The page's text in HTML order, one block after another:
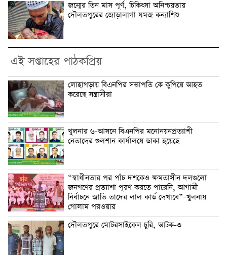
জন্মের তিন মাস পূর্ণ, চিকিৎসা অনিশ্চয়তায়
দৌলতপুরের জোড়ালাগা যমজ কন্যাশিশু
এই সপ্তাহের পাঠকপ্রিয়
লোহাগড়ায় বিএনপির সভাপতি কে কুপিয়ে আহত
করেছে সন্ত্রাসীরা
খুলনার ৬-আসনে বিএনপির মনোনয়নপ্রত্যাশী
নেতাদের গুলশান কার্যালয়ে ডাকা হয়েছে
“স্বাধীনতার পর পাঁচ দশকেও ক্ষমতাসীন দলগুলো
জনগণের প্রত্যাশা পূরণ করতে পারেনি, আগামী
নির্বাচনে জাতি তাদের লাল কার্ড দেখাবে”–খুলনায়
গোলাম পরওয়ার
দৌলতপুরে মোটরসাইকেল চুরি, আটক-৩